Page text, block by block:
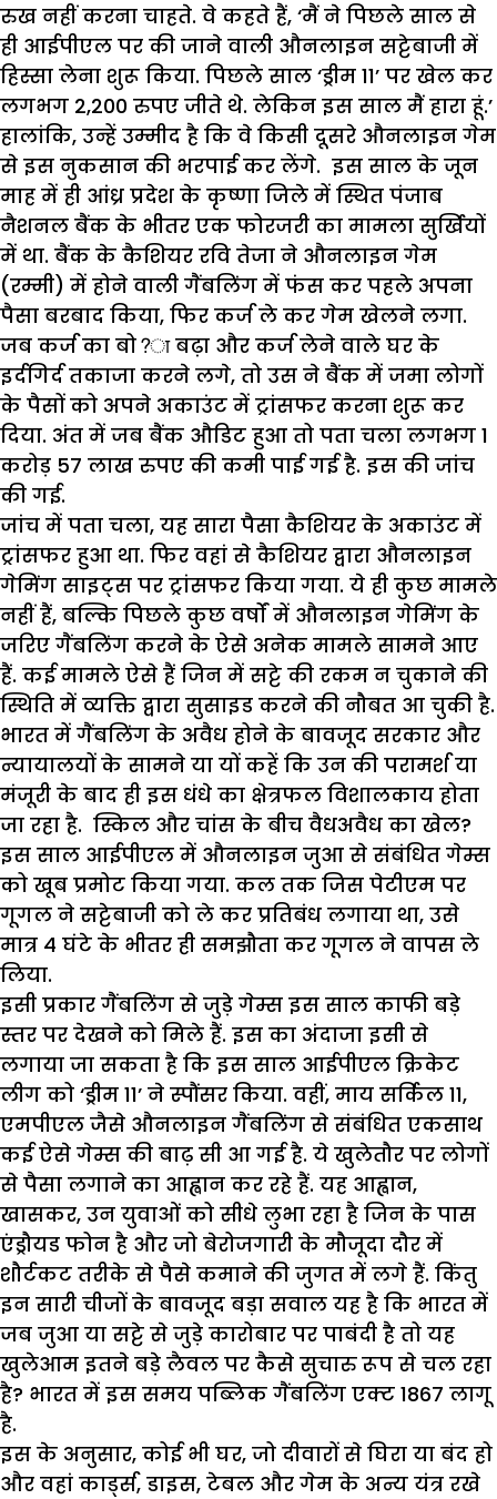
रुख नहीं करना चाहते. वे कहते हैं, ‘मैं ने पिछले साल से
ही आईपीएल पर की जाने वाली औनलाइन सट्टेबाजी में
हिस्सा लेना शुरू किया. पिछले साल ‘ड्रीम 11’ पर खेल कर
लगभग 2,200 रुपए जीते थे. लेकिन इस साल मैं हारा हूं.’
हालांकि, उन्हें उम्मीद है कि वे किसी दूसरे औनलाइन गेम
से इस नुकसान की भरपाई कर लेंगे. इस साल के जून
माह में ही आंध्र प्रदेश के कृष्णा जिले में स्थित पंजाब
नैशनल बैंक के भीतर एक फोरजरी का मामला सुर्खियों
में था. बैंक के कैशियर रवि तेजा ने औनलाइन गेम
(रम्मी) में होने वाली गैंबलिंग में फंस कर पहले अपना
पैसा बरबाद किया, फिर कर्ज ले कर गेम खेलने लगा.
जब कर्ज का बो?ा बढ़ा और कर्ज लेने वाले घर के
इर्दगिर्द तकाजा करने लगे, तो उस ने बैंक में जमा लोगों
के पैसों को अपने अकाउंट में ट्रांसफर करना शुरू कर
दिया. अंत में जब बैंक औडिट हुआ तो पता चला लगभग 1
करोड़ 57 लाख रुपए की कमी पाई गई है. इस की जांच
की गई.
जांच में पता चला, यह सारा पैसा कैशियर के अकाउंट में
ट्रांसफर हुआ था. फिर वहां से कैशियर द्वारा औनलाइन
गेमिंग साइट्स पर ट्रांसफर किया गया. ये ही कुछ मामले
नहीं हैं, बल्कि पिछले कुछ वर्षों में औनलाइन गेमिंग के
जरिए गैंबलिंग करने के ऐसे अनेक मामले सामने आए
हैं. कई मामले ऐसे हैं जिन में सट्टे की रकम न चुकाने की
स्थिति में व्यक्ति द्वारा सुसाइड करने की नौबत आ चुकी है.
भारत में गैंबलिंग के अवैध होने के बावजूद सरकार और
न्यायालयों के सामने या यों कहें कि उन की परामर्श या
मंजूरी के बाद ही इस धंधे का क्षेत्रफल विशालकाय होता
जा रहा है. स्किल और चांस के बीच वैधअवैध का खेल?
इस साल आईपीएल में औनलाइन जुआ से संबंधित गेम्स
को खूब प्रमोट किया गया. कल तक जिस पेटीएम पर
गूगल ने सट्टेबाजी को ले कर प्रतिबंध लगाया था, उसे
मात्र 4 घंटे के भीतर ही समझौता कर गूगल ने वापस ले
लिया.
इसी प्रकार गैंबलिंग से जुड़े गेम्स इस साल काफी बड़े
स्तर पर देखने को मिले हैं. इस का अंदाजा इसी से
लगाया जा सकता है कि इस साल आईपीएल क्रिकेट
लीग को ‘ड्रीम 11’ ने स्पौंसर किया. वहीं, माय सर्किल 11,
एमपीएल जैसे औनलाइन गैंबलिंग से संबंधित एकसाथ
कई ऐसे गेम्स की बाढ़ सी आ गई है. ये खुलेतौर पर लोगों
से पैसा लगाने का आह्वान कर रहे हैं. यह आह्वान,
खासकर, उन युवाओं को सीधे लुभा रहा है जिन के पास
एंड्रौयड फोन है और जो बेरोजगारी के मौजूदा दौर में
शौर्टकट तरीके से पैसे कमाने की जुगत में लगे हैं. किंतु
इन सारी चीजों के बावजूद बड़ा सवाल यह है कि भारत में
जब जुआ या सट्टे से जुड़े कारोबार पर पाबंदी है तो यह
खुलेआम इतने बड़े लैवल पर कैसे सुचारु रूप से चल रहा
है? भारत में इस समय पब्लिक गैंबलिंग एक्ट 1867 लागू
है.
इस के अनुसार, कोई भी घर, जो दीवारों से घिरा या बंद हो
और वहां कार्ड्स, डाइस, टेबल और गेम के अन्य यंत्र रखे